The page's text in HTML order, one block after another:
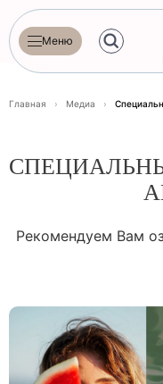
Меню
Главная › Медиа ›
Рекомендуем Вам